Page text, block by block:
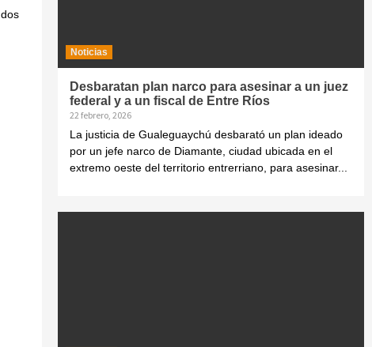
Noticias
Desbaratan plan narco para asesinar a un juez
federal y a un fiscal de Entre Ríos
22 febrero, 2026
La justicia de Gualeguaychú desbarató un plan ideado
por un jefe narco de Diamante, ciudad ubicada en el
extremo oeste del territorio entrerriano, para asesinar...